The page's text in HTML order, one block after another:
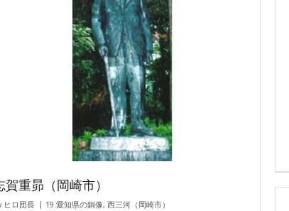
賀重昴（岡崎市）
ヒロ団長 19.愛知県の銅像, 西三河（岡崎市）